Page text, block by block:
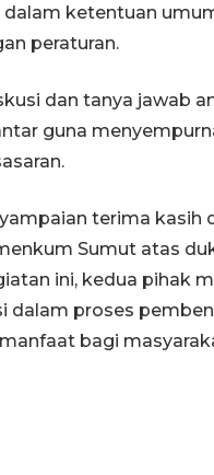
ketentuan
peraturan.
dan tanya jawab
guna
terima kasih
Sumut atas
ini, kedua pihak
dalam proses
bagi